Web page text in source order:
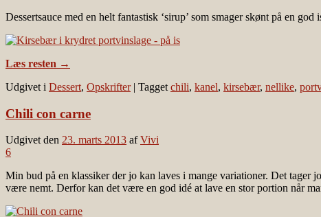
Dessertsauce med en helt fantastisk ‘sirup’ som smager skønt på en
Læs resten →
Udgivet i Dessert, Opskrifter | Tagget chili, kanel, kirsebær, nellike,
Chili con carne
Udgivet den 23. marts 2013 afVivi
6
Min bud på en klassiker der jo kan laves i mange variationer. Det tager
være nemt. Derfor kan det være en god idé at lave en stor portion når